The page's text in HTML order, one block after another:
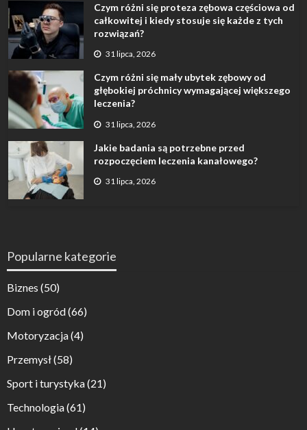
Czym różni się proteza zębowa częściowa od
całkowitej i kiedy stosuje się każde z tych
rozwiązań?
31 lipca, 2026
Czym różni się mały ubytek zębowy od
głębokiej próchnicy wymagającej większego
leczenia?
31 lipca, 2026
Jakie badania są potrzebne przed
rozpoczęciem leczenia kanałowego?
31 lipca, 2026
Popularne kategorie
Biznes (50)
Dom i ogród(66)
Motoryzacja(4)
Przemysł(58)
Sport i turystyka(21)
Technologia(61)